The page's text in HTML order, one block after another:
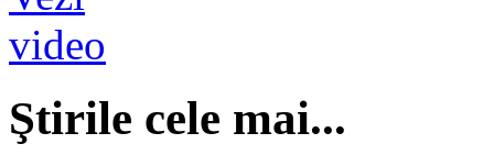
Ştirile cele mai...